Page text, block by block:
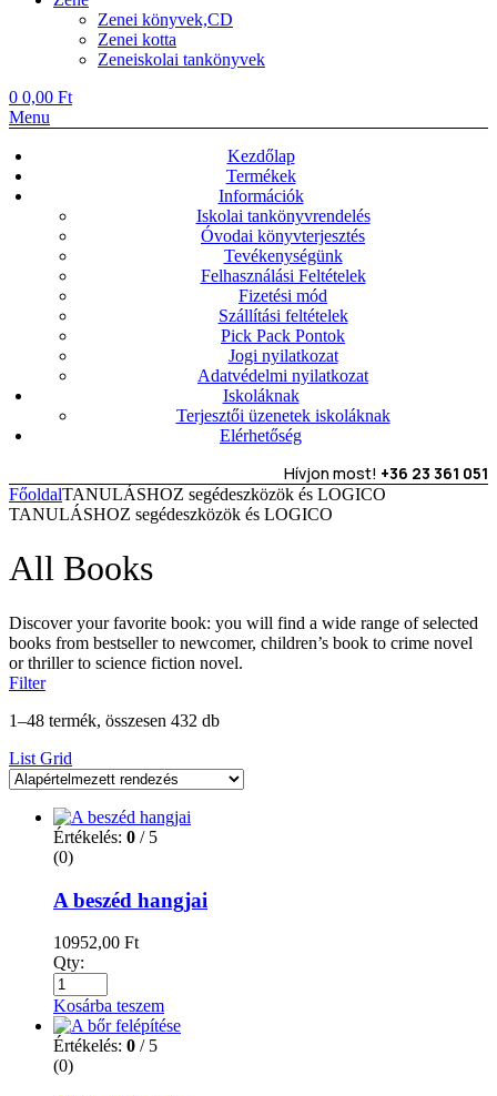
Zenei könyvek,CD
Zenei kotta
Zeneiskolai tankönyvek
0 0,00 Ft
Menu
Kezdőlap
Termékek
Információk
Iskolai tankönyvrendelés
Óvodai könyvterjesztés
Tevékenységünk
Felhasználási Feltételek
Fizetési mód
Szállítási feltételek
Pick Pack Pontok
Jogi nyilatkozat
Adatvédelmi nyilatkozat
Iskoláknak
Terjesztői üzenetek iskoláknak
Elérhetőség
Hívjon most! +36 23 361 051
FőoldalTANULÁSHOZ segédeszközök és LOGICO
TANULÁSHOZ segédeszközök és LOGICO
All Books
Discover your favorite book: you will find a wide range of selected
books from bestseller to newcomer, children’s book to crime novel
or thriller to science fiction novel.
Filter
1–48 termék, összesen 432 db
List Grid
Értékelés: 0 / 5
(0)
A beszéd hangjai
10952,00 Ft
Qty:
Kosárba teszem
Értékelés: 0 / 5
(0)